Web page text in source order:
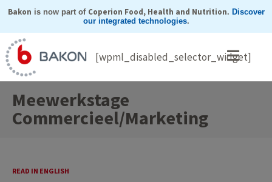
Skip
content
Bakon is now part of Coperion Food, Health and Nutrition. Discover
our integrated technologies.
[wpml_disabled_selector_widget]
Meewerkstage
Commercieel/Marketing
READ IN ENGLISH